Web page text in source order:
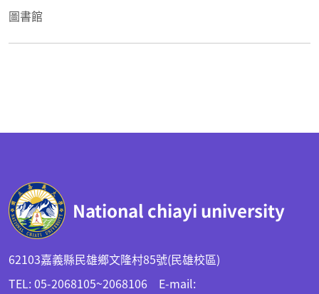
圖書館
National chiayi university
62103嘉義縣民雄鄉文隆村85號(民雄校區)
TEL: 05-2068105~2068106 E-mail: